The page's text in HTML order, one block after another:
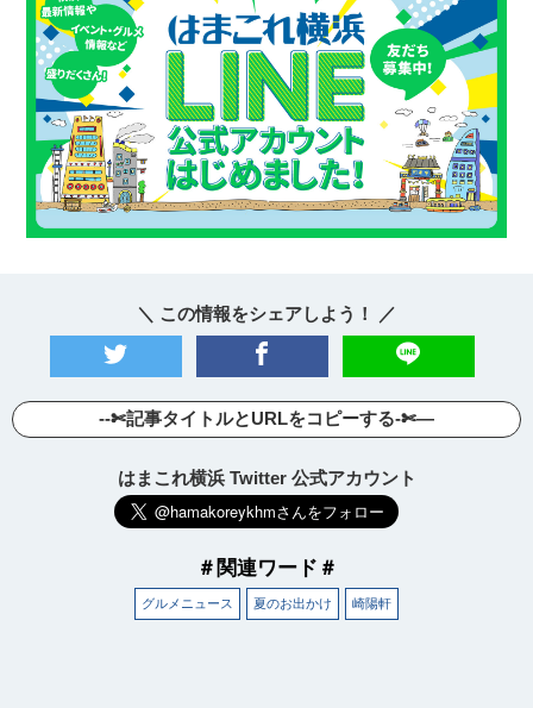
＼ この情報をシェアしよう！ ／
--✄記事タイトルとURLをコピーする-✄—
はまこれ横浜 Twitter 公式アカウント
＃関連ワード＃
グルメニュース 夏のお出かけ 崎陽軒